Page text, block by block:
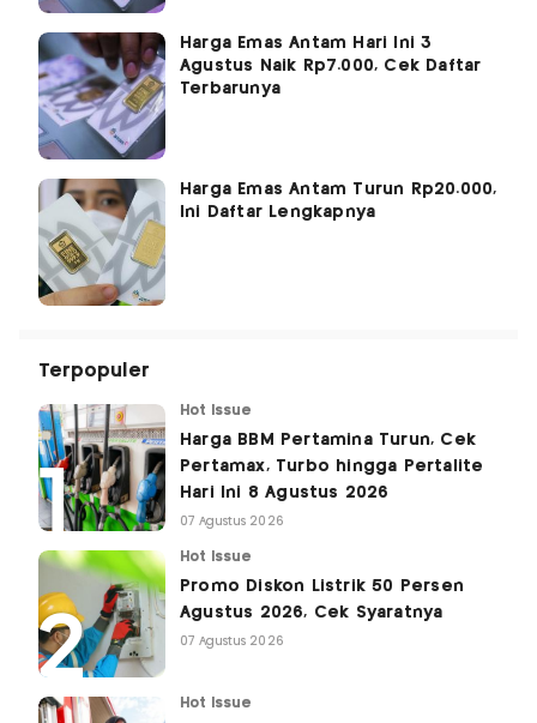
Harga Emas Antam Hari Ini 3
Agustus Naik Rp7.000, Cek Daftar
Terbarunya
Harga Emas Antam Turun Rp20.000,
Ini Daftar Lengkapnya
Terpopuler
Hot Issue
Harga BBM Pertamina Turun, Cek
Pertamax, Turbo hingga Pertalite
Hari Ini 8 Agustus 2026
07 Agustus 2026
Hot Issue
Promo Diskon Listrik 50 Persen
Agustus 2026, Cek Syaratnya
07 Agustus 2026
Hot Issue